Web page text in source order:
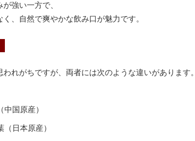
強い一方で、
、自然で爽やかな飲み口が魅力です。
れがちですが、両者には次のような違いがあります。
国原産）
日本原産）